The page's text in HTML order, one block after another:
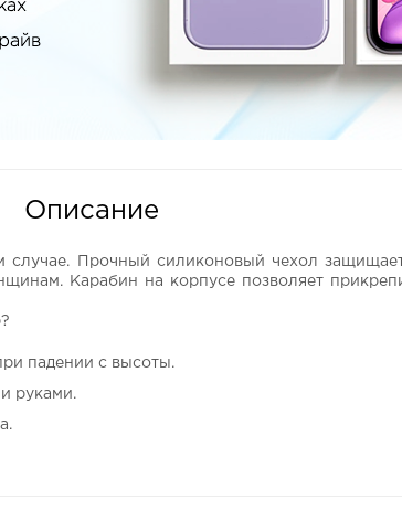
Описание
случае. Прочный силиконовый чехол
Карабин на корпусе позволяет
падении с высоты.
руками.